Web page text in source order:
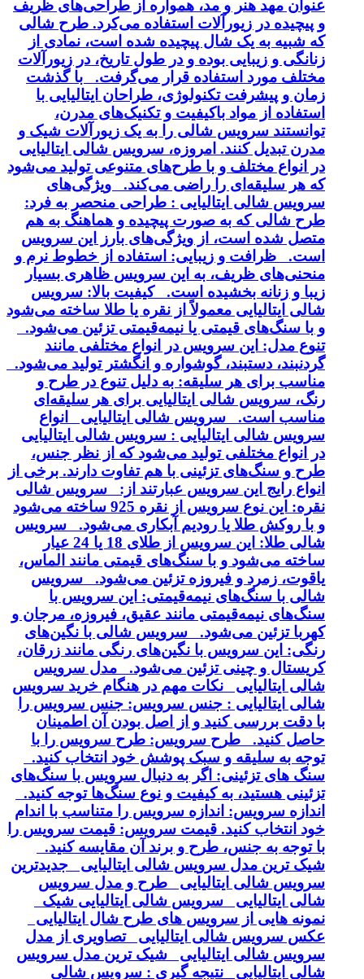
عنوان مهد هنر و مد، همواره از طراحی‌های ظریف
و پیچیده در زیورآلات استفاده می‌کرد. طرح شالی
که شبیه به یک شال پیچیده شده است، نمادی از
زنانگی و زیبایی بوده و در طول تاریخ، در زیورآلات
مختلف مورد استفاده قرار می‌گرفت. با گذشت
زمان و پیشرفت تکنولوژی، طراحان ایتالیایی با
استفاده از مواد باکیفیت و تکنیک‌های مدرن،
توانستند سرویس شالی را به یک زیورآلات شیک و
مدرن تبدیل کنند. امروزه، سرویس شالی ایتالیایی
در انواع مختلف و با طرح‌های متنوعی تولید می‌شود
که هر سلیقه‌ای را راضی می‌کند. ویژگی‌های
سرویس شالی ایتالیایی : طراحی منحصر به فرد:
طرح شالی که به صورت پیچیده و هماهنگ به هم
متصل شده است، از ویژگی‌های بارز این سرویس
است. ظرافت و زیبایی: استفاده از خطوط نرم و
منحنی‌های ظریف، به این سرویس ظاهری بسیار
زیبا و زنانه بخشیده است. کیفیت بالا: سرویس
شالی ایتالیایی معمولاً از نقره یا طلا ساخته می‌شود
و با سنگ‌های قیمتی یا نیمه‌قیمتی تزئین می‌شود.
تنوع مدل: این سرویس در انواع مختلفی مانند
گردنبند، دستبند، گوشواره و انگشتر تولید می‌شود.
مناسب برای هر سلیقه: به دلیل تنوع در طرح و
رنگ، سرویس شالی ایتالیایی برای هر سلیقه‌ای
مناسب است. سرویس شالی ایتالیایی انواع
سرویس شالی ایتالیایی : سرویس شالی ایتالیایی
در انواع مختلفی تولید می‌شود که از نظر جنس،
طرح و سنگ‌های تزئینی با هم تفاوت دارند. برخی از
انواع رایج این سرویس عبارتند از: سرویس شالی
نقره: این نوع سرویس از نقره 925 ساخته می‌شود
و با روکش طلا یا رودیم آبکاری می‌شود. سرویس
شالی طلا: این سرویس از طلای 18 یا 24 عیار
ساخته می‌شود و با سنگ‌های قیمتی مانند الماس،
یاقوت، زمرد و فیروزه تزئین می‌شود. سرویس
شالی با سنگ‌های نیمه‌قیمتی: این سرویس با
سنگ‌های نیمه‌قیمتی مانند عقیق، فیروزه، مرجان و
کهربا تزئین می‌شود. سرویس شالی با نگین‌های
رنگی: این سرویس با نگین‌های رنگی مانند زرقان،
کریستال و چینی تزئین می‌شود. مدل سرویس
شالی ایتالیایی نکات مهم در هنگام خرید سرویس
شالی ایتالیایی : جنس سرویس: جنس سرویس را
با دقت بررسی کنید و از اصل بودن آن اطمینان
حاصل کنید. طرح سرویس: طرح سرویس را با
توجه به سلیقه و سبک پوشش خود انتخاب کنید.
سنگ های تزئینی: اگر به دنبال سرویس با سنگ‌های
تزئینی هستید، به کیفیت و نوع سنگ‌ها توجه کنید.
اندازه سرویس: اندازه سرویس را متناسب با اندام
خود انتخاب کنید. قیمت سرویس: قیمت سرویس را
با توجه به جنس، طرح و برند آن مقایسه کنید.
شیک ترین مدل سرویس شالی ایتالیایی جدیدترین
سرویس شالی ایتالیایی طرح و مدل سرویس
شالی ایتالیایی سرویس شالی ایتالیایی شیک
نمونه هایی از سرویس های طرح شال ایتالیایی
عکس سرویس شالی ایتالیایی تصاویری از مدل
سرویس شالی ایتالیایی شیک ترین مدل سرویس
شالی ایتالیایی نتیجه گیری : سرویس شالی